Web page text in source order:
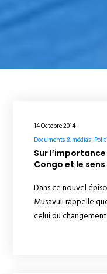
14 Octobre 2014
Documents & médias
Sur
Congo et le
Dans ce nouvel
Musavuli rappelle
celui du